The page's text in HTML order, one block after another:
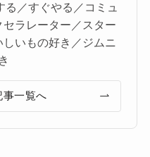
／すぐやる／コミュ
ラレーター／スター
しいもの好き／ジムニ
事一覧へ